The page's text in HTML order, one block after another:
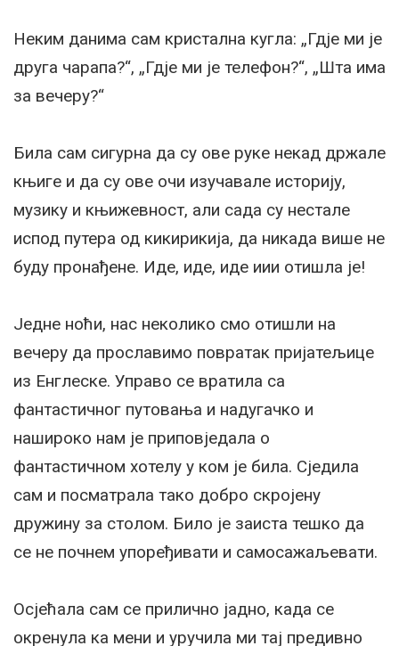
Неким данима сам кристална кугла: „Гдје ми је
друга чарапа?“, „Гдје ми је телефон?“, „Шта има
за вечеру?“
Била сам сигурна да су ове руке некад држале
књиге и да су ове очи изучавале историју,
музику и књижевност, али сада су нестале
испод путера од кикирикија, да никада више не
буду пронађене. Иде, иде, иде иии отишла је!
Једне ноћи, нас неколико смо отишли на
вечеру да прославимо повратак пријатељице
из Енглеске. Управо се вратила са
фантастичног путовања и надугачко и
нашироко нам је приповједала о
фантастичном хотелу у ком је била. Сједила
сам и посматрала тако добро скројену
дружину за столом. Било је заиста тешко да
се не почнем упоређивати и самосажаљевати.
Осјећала сам се прилично јадно, када се
окренула ка мени и уручила ми тај предивно